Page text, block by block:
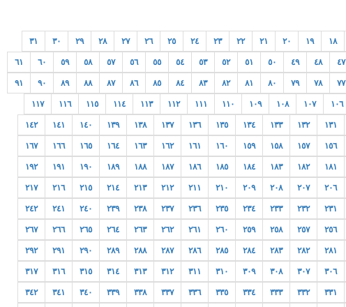
١٨ ١٩ ٢٠ ٢١ ٢٢ ٢٣ ٢٤ ٢٥ ٢٦ ٢٧ ٢٨ ٢٩ ٣٠ ٣١
٤٧ ٤٨ ٤٩ ٥٠ ٥١ ٥٢ ٥٣ ٥٤ ٥٥ ٥٦ ٥٧ ٥٨ ٥٩ ٦٠ ٦١
٧٧ ٧٨ ٧٩ ٨٠ ٨١ ٨٢ ٨٣ ٨٤ ٨٥ ٨٦ ٨٧ ٨٨ ٨٩ ٩٠ ٩١
١٠٦ ١٠٧ ١٠٨ ١٠٩ ١١٠ ١١١ ١١٢ ١١٣ ١١٤ ١١٥ ١١٦ ١١٧
١٣١ ١٣٢ ١٣٣ ١٣٤ ١٣٥ ١٣٦ ١٣٧ ١٣٨ ١٣٩ ١٤٠ ١٤١ ١٤٢
١٥٦ ١٥٧ ١٥٨ ١٥٩ ١٦٠ ١٦١ ١٦٢ ١٦٣ ١٦٤ ١٦٥ ١٦٦ ١٦٧
١٨١ ١٨٢ ١٨٣ ١٨٤ ١٨٥ ١٨٦ ١٨٧ ١٨٨ ١٨٩ ١٩٠ ١٩١ ١٩٢
٢٠٦ ٢٠٧ ٢٠٨ ٢٠٩ ٢١٠ ٢١١ ٢١٢ ٢١٣ ٢١٤ ٢١٥ ٢١٦ ٢١٧
٢٣١ ٢٣٢ ٢٣٣ ٢٣٤ ٢٣٥ ٢٣٦ ٢٣٧ ٢٣٨ ٢٣٩ ٢٤٠ ٢٤١ ٢٤٢
٢٥٦ ٢٥٧ ٢٥٨ ٢٥٩ ٢٦٠ ٢٦١ ٢٦٢ ٢٦٣ ٢٦٤ ٢٦٥ ٢٦٦ ٢٦٧
٢٨١ ٢٨٢ ٢٨٣ ٢٨٤ ٢٨٥ ٢٨٦ ٢٨٧ ٢٨٨ ٢٨٩ ٢٩٠ ٢٩١ ٢٩٢
٣٠٦ ٣٠٧ ٣٠٨ ٣٠٩ ٣١٠ ٣١١ ٣١٢ ٣١٣ ٣١٤ ٣١٥ ٣١٦ ٣١٧
٣٣١ ٣٣٢ ٣٣٣ ٣٣٤ ٣٣٥ ٣٣٦ ٣٣٧ ٣٣٨ ٣٣٩ ٣٤٠ ٣٤١ ٣٤٢